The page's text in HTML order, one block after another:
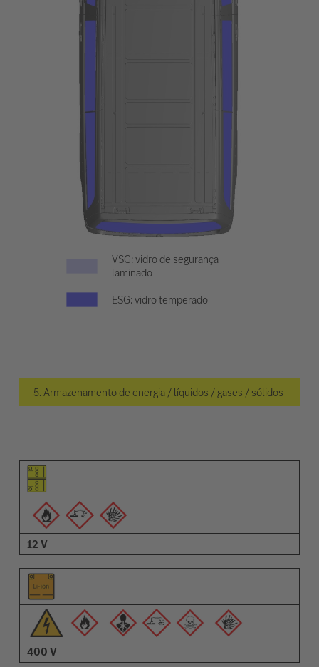
VSG: vidro de segurança
laminado
ESG: vidro temperado
5. Armazenamento de energia / líquidos / gases / sólidos
Pictograma do elemento
Pictogramas de advertências
Descrição
12 V
400 V